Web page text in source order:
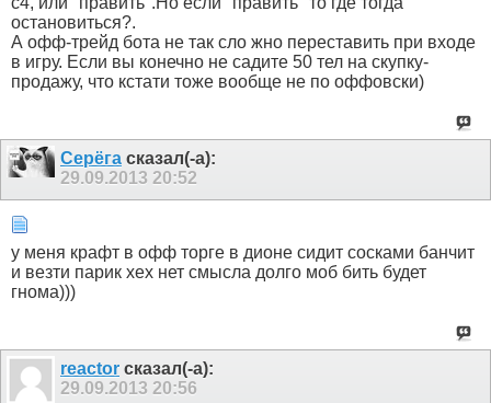
остановиться?.
А офф-трейд бота не так сло жно переставить при входе
в игру. Если вы конечно не садите 50 тел на скупку-
продажу, что кстати тоже вообще не по оффовски)
Серёга сказал(-а):
29.09.2013 20:52
у меня крафт в офф торге в дионе сидит сосками банчит
и везти парик хех нет смысла долго моб бить будет
гнома)))
reactor сказал(-а):
29.09.2013 20:56